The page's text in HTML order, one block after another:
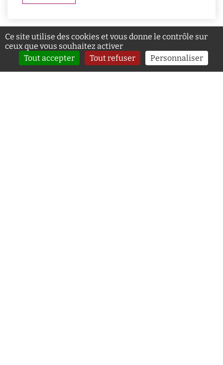
Ce site utilise des cookies et vous donne le contrôle sur
ceux que vous souhaitez activer
Tout accepter
Tout refuser Personnaliser